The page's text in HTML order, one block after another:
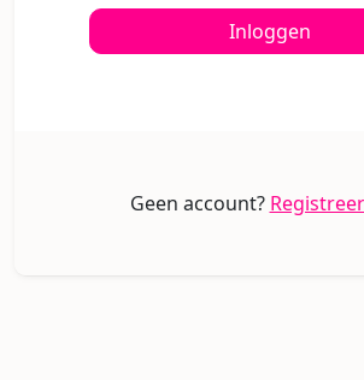
Inloggen
Geen account?